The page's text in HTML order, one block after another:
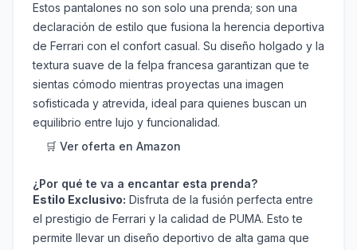
Estos pantalones no son solo una prenda; son una
declaración de estilo que fusiona la herencia deportiva
de Ferrari con el confort casual. Su diseño holgado y la
textura suave de la felpa francesa garantizan que te
sientas cómodo mientras proyectas una imagen
sofisticada y atrevida, ideal para quienes buscan un
equilibrio entre lujo y funcionalidad.
🛒 Ver oferta en Amazon
¿Por qué te va a encantar esta prenda?
Estilo Exclusivo: Disfruta de la fusión perfecta entre
el prestigio de Ferrari y la calidad de PUMA. Esto te
permite llevar un diseño deportivo de alta gama que